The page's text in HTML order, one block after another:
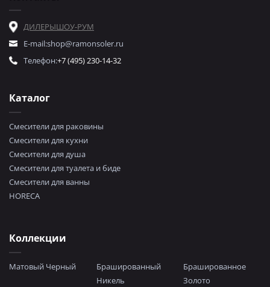
Каталог
Смесители для раковины
Смесители для кухни
Смесители для душа
Смесители для туалета и биде
Смесители для ванны
HORECA
Коллекции
Матовый Черный
Брашированный
Никель
Брашированное
Золото
ДИЛЕРЫШОУ-РУМ
E-mail:shop@ramonsoler.ru
Телефон:+7 (495) 230-14-32